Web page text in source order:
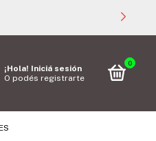
¡Hola! Iniciá sesión
O podés registrarte
0